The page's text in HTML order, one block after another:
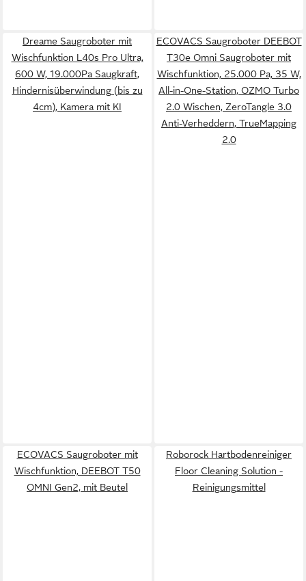
Dreame Saugroboter mit
Wischfunktion L40s Pro Ultra,
600 W, 19.000Pa Saugkraft,
Hindernisüberwindung (bis zu
4cm), Kamera mit KI
ECOVACS Saugroboter DEEBOT
T30e Omni Saugroboter mit
Wischfunktion, 25.000 Pa, 35 W,
All-in-One-Station, OZMO Turbo
2.0 Wischen, ZeroTangle 3.0
Anti-Verheddern, TrueMapping
2.0
ECOVACS Saugroboter mit
Wischfunktion, DEEBOT T50
OMNI Gen2, mit Beutel
Roborock Hartbodenreiniger
Floor Cleaning Solution -
Reinigungsmittel